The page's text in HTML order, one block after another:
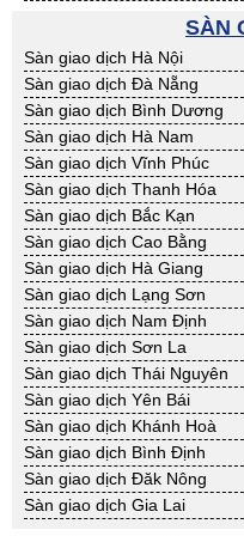
BĐS khác Ninh Thuận
BĐS khác Quảng Bình
BĐS khác Quảng Ngãi
BĐS khác Cần Thơ
BĐS khác Bạc Liêu
BĐS khác Bình Phước
BĐS khác Đồng Tháp
BĐS khác Kiên Giang
BĐS khác Sóc Trăng
BĐS khác Tiền Giang
BĐS khác Vĩnh Long
BĐS khác Hưng Yên
SÀN
Sàn giao dịch Hà Nội
Sàn giao dịch Đà Nẵng
Sàn giao dịch Bình Dương
Sàn giao dịch Hà Nam
Sàn giao dịch Vĩnh Phúc
Sàn giao dịch Thanh Hóa
Sàn giao dịch Bắc Kạn
Sàn giao dịch Cao Bằng
Sàn giao dịch Hà Giang
Sàn giao dịch Lạng Sơn
Sàn giao dịch Nam Định
Sàn giao dịch Sơn La
Sàn giao dịch Thái Nguyên
Sàn giao dịch Yên Bái
Sàn giao dịch Khánh Hoà
Sàn giao dịch Bình Định
Sàn giao dịch Đăk Nông
Sàn giao dịch Gia Lai